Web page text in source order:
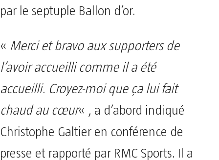
par le septuple Ballon d’or.
« Merci et bravo aux supporters de
l’avoir accueilli comme il a été
accueilli. Croyez-moi que ça lui fait
chaud au cœur« , a d’abord indiqué
Christophe Galtier en conférence de
presse et rapporté par RMC Sports. Il a